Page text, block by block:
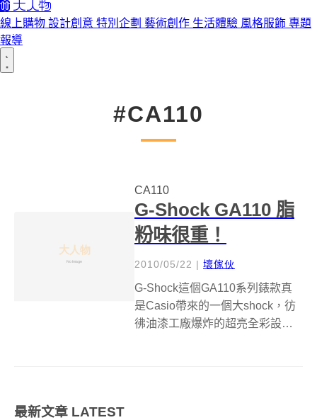
線上購物 設計創意 特別企劃 藝術創作 生活體驗 風格服飾 專題
報導
#CA110
CA110
G-Shock GA110 脂
粉味很重！
2010/05/22 | 壞傢伙
G-Shock這個GA110系列錶款真
是Casio帶來的一個大shock，彷
彿油漆工廠爆炸的超亮全彩設計
最新文章 LATEST